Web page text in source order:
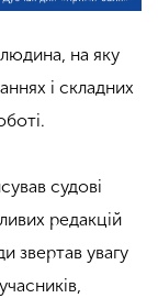
на яку
і складних
судові
редакцій
звертав увагу